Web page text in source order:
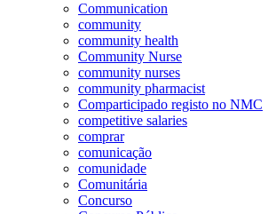
Communication
community
community health
Community Nurse
community nurses
community pharmacist
Comparticipado registo no NMC
competitive salaries
comprar
comunicação
comunidade
Comunitária
Concurso